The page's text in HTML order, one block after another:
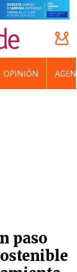
OPINIÓN
paso